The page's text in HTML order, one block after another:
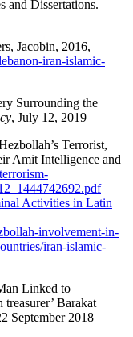
and Dissertations.
Jacobin, 2016,
iran-islamic-
Surrounding the
, July 12, 2019
Terrorist,
Amit Intelligence and
Activities in Latin
involvement-in-
iran-islamic-
Linked to
Barakat
September 2018